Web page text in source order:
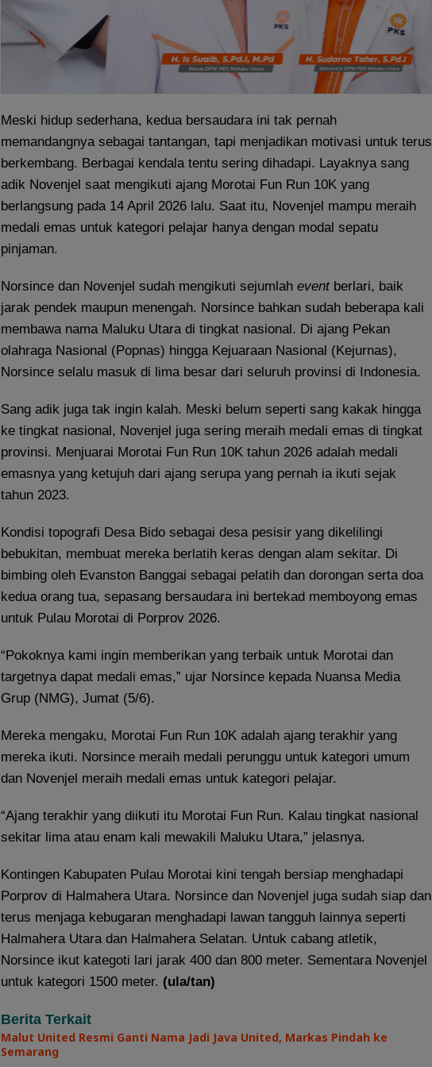
Meski hidup sederhana, kedua bersaudara ini tak pernah
memandangnya sebagai tantangan, tapi menjadikan motivasi untuk terus
berkembang. Berbagai kendala tentu sering dihadapi. Layaknya sang
adik Novenjel saat mengikuti ajang Morotai Fun Run 10K yang
berlangsung pada 14 April 2026 lalu. Saat itu, Novenjel mampu meraih
medali emas untuk kategori pelajar hanya dengan modal sepatu
pinjaman.
Norsince dan Novenjel sudah mengikuti sejumlah eventberlari, baik
jarak pendek maupun menengah. Norsince bahkan sudah beberapa kali
membawa nama Maluku Utara di tingkat nasional. Di ajang Pekan
olahraga Nasional (Popnas) hingga Kejuaraan Nasional (Kejurnas),
Norsince selalu masuk di lima besar dari seluruh provinsi di Indonesia.
Sang adik juga tak ingin kalah. Meski belum seperti sang kakak hingga
ke tingkat nasional, Novenjel juga sering meraih medali emas di tingkat
provinsi. Menjuarai Morotai Fun Run 10K tahun 2026 adalah medali
emasnya yang ketujuh dari ajang serupa yang pernah ia ikuti sejak
tahun 2023.
Kondisi topografi Desa Bido sebagai desa pesisir yang dikelilingi
bebukitan, membuat mereka berlatih keras dengan alam sekitar. Di
bimbing oleh Evanston Banggai sebagai pelatih dan dorongan serta doa
kedua orang tua, sepasang bersaudara ini bertekad memboyong emas
untuk Pulau Morotai di Porprov 2026.
“Pokoknya kami ingin memberikan yang terbaik untuk Morotai dan
targetnya dapat medali emas,” ujar Norsince kepada Nuansa Media
Grup (NMG), Jumat (5/6).
Mereka mengaku, Morotai Fun Run 10K adalah ajang terakhir yang
mereka ikuti. Norsince meraih medali perunggu untuk kategori umum
dan Novenjel meraih medali emas untuk kategori pelajar.
“Ajang terakhir yang diikuti itu Morotai Fun Run. Kalau tingkat nasional
sekitar lima atau enam kali mewakili Maluku Utara,” jelasnya.
Kontingen Kabupaten Pulau Morotai kini tengah bersiap menghadapi
Porprov di Halmahera Utara. Norsince dan Novenjel juga sudah siap dan
terus menjaga kebugaran menghadapi lawan tangguh lainnya seperti
Halmahera Utara dan Halmahera Selatan. Untuk cabang atletik,
Norsince ikut kategoti lari jarak 400 dan 800 meter. Sementara Novenjel
untuk kategori 1500 meter. (ula/tan)
Berita Terkait
Malut United Resmi Ganti Nama Jadi Java United, Markas Pindah ke
Semarang